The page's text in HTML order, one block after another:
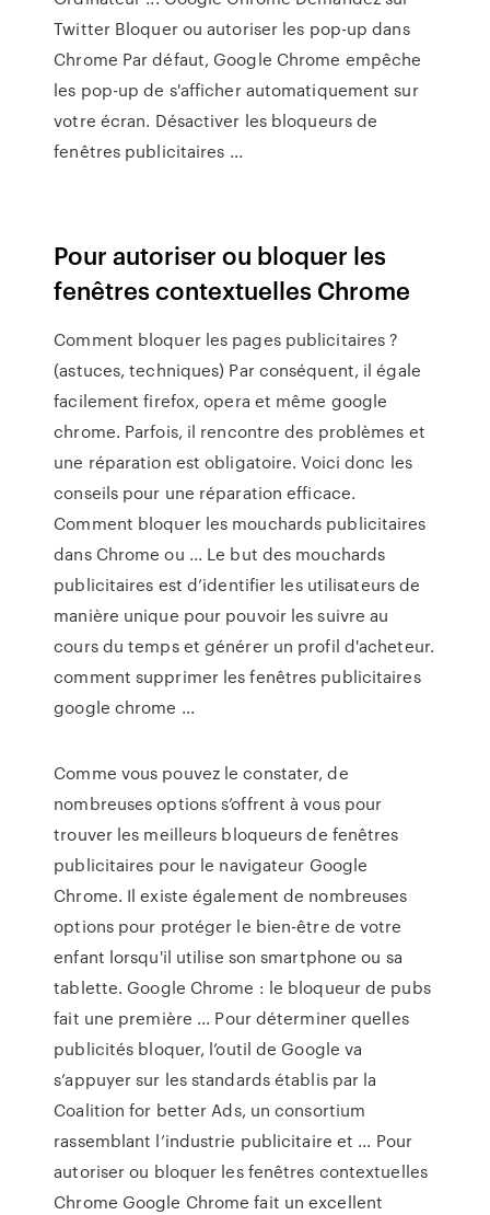
Twitter Bloquer ou autoriser les pop-up dans
Chrome Par défaut, Google Chrome empêche
les pop-up de s'afficher automatiquement sur
votre écran. Désactiver les bloqueurs de
fenêtres publicitaires ...
Pour autoriser ou bloquer les
fenêtres contextuelles Chrome
Comment bloquer les pages publicitaires ?
(astuces, techniques) Par conséquent, il égale
facilement firefox, opera et même google
chrome. Parfois, il rencontre des problèmes et
une réparation est obligatoire. Voici donc les
conseils pour une réparation efficace.
Comment bloquer les mouchards publicitaires
dans Chrome ou ... Le but des mouchards
publicitaires est d’identifier les utilisateurs de
manière unique pour pouvoir les suivre au
cours du temps et générer un profil d'acheteur.
comment supprimer les fenêtres publicitaires
google chrome ...
Comme vous pouvez le constater, de
nombreuses options s’offrent à vous pour
trouver les meilleurs bloqueurs de fenêtres
publicitaires pour le navigateur Google
Chrome. Il existe également de nombreuses
options pour protéger le bien-être de votre
enfant lorsqu'il utilise son smartphone ou sa
tablette. Google Chrome : le bloqueur de pubs
fait une première ... Pour déterminer quelles
publicités bloquer, l’outil de Google va
s’appuyer sur les standards établis par la
Coalition for better Ads, un consortium
rassemblant l’industrie publicitaire et ... Pour
autoriser ou bloquer les fenêtres contextuelles
Chrome Google Chrome fait un excellent